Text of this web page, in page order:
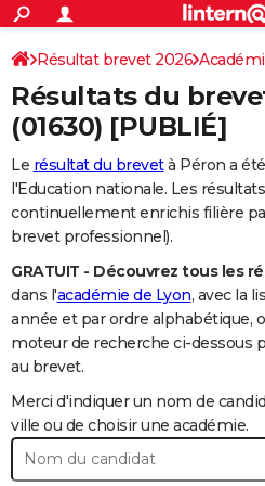
ACTUALITÉS
Politique
Société
Faits Divers
Education
Monde
Villes
+
SPORT
Coupe du monde 2026
Football
Tennis
Cyclisme
Rugby
Forum
FINANCE
Retraite
Impôts
Epargne
Immobilier
Risques naturels par ville
Banque
Assurance
Crédit
Essais
Réserver un essai
Citadines
Berlines
SUV
Forum auto
+
HIGH-TECH
Mobiles
Meilleur smartphone
Internet
Ordinateurs
Jeux vidéo
Guide high-tech
+BRICOLAGE
Forum
Aménagement intérieur
Extérieur
Cuisine
Salle de bains
Jardinage
Rangement
+ WEEK-END
Guides de France
Escapades
Patrimoine
Expositions
Musées
Week-end nature
+
Art de vivre
Bien-être
Loisirs
Mode
Modes de vie
+ SANTE
Alimentation
Guide de la santé
Maladies
Médicaments
Sommeil
VOYAGE
Résultat brevet 2026
Résultats du
(01630) [PUBLIÉ]
Le résultat du brevetà Péron a
l'Education nationale. Les
continuellement enrichis filière
brevet professionnel).
GRATUIT - Découvrez tous les
dans l'académie de Lyon, avec la
année et par ordre alphabétique,
moteur de recherche ci-dessous
au brevet.
Merci d'indiquer un nom de
ville ou de choisir une académie.